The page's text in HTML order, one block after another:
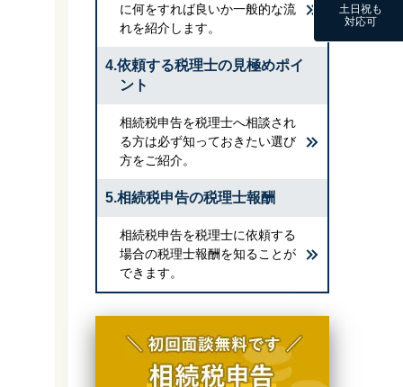
に何をすれば良いか一般的な流
れを紹介します。
4.依頼する税理士の見極めポイ
ント
相続税申告を税理士へ相談され
る方は必ず知っておきたい選び
方をご紹介。
5.相続税申告の税理士報酬
相続税申告を税理士に依頼する
場合の税理士報酬を知ることが
できます。
土日祝も
対応可